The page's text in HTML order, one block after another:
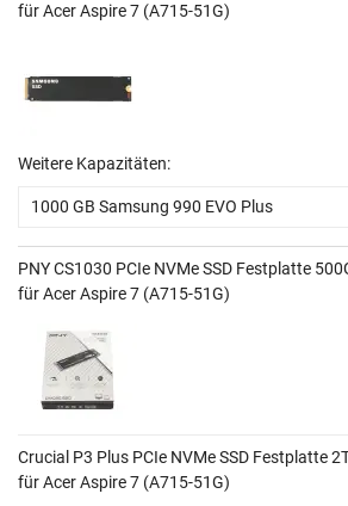
für Acer Aspire 7 (A715-51G)
Weitere Kapazitäten:
1000 GB Samsung 990 EVO Plus
PNY CS1030 PCIe NVMe SSD Festplatte
für Acer Aspire 7 (A715-51G)
Crucial P3 Plus PCIe NVMe SSD Festplatte
für Acer Aspire 7 (A715-51G)